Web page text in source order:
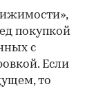
покупкой
с
Если
то